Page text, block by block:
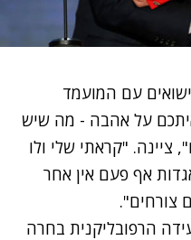
עם המועמד
על אהבה - מה שיש
ציינה. "קראתי שלי ולו
אף פעם אין אחר
צורחים".
הרפובליקנית בחרה